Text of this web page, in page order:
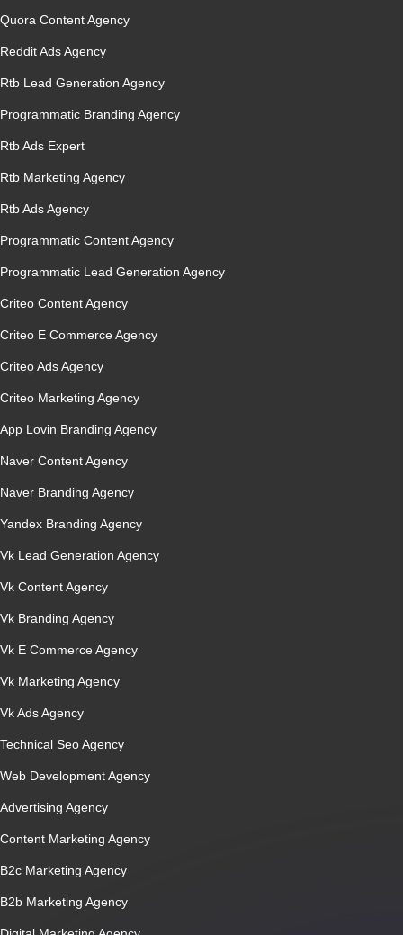
Quora Content Agency
Reddit Ads Agency
Rtb Lead Generation Agency
Programmatic Branding Agency
Rtb Ads Expert
Rtb Marketing Agency
Rtb Ads Agency
Programmatic Content Agency
Programmatic Lead Generation Agency
Criteo Content Agency
Criteo E Commerce Agency
Criteo Ads Agency
Criteo Marketing Agency
App Lovin Branding Agency
Naver Content Agency
Naver Branding Agency
Yandex Branding Agency
Vk Lead Generation Agency
Vk Content Agency
Vk Branding Agency
Vk E Commerce Agency
Vk Marketing Agency
Vk Ads Agency
Technical Seo Agency
Web Development Agency
Advertising Agency
Content Marketing Agency
B2c Marketing Agency
B2b Marketing Agency